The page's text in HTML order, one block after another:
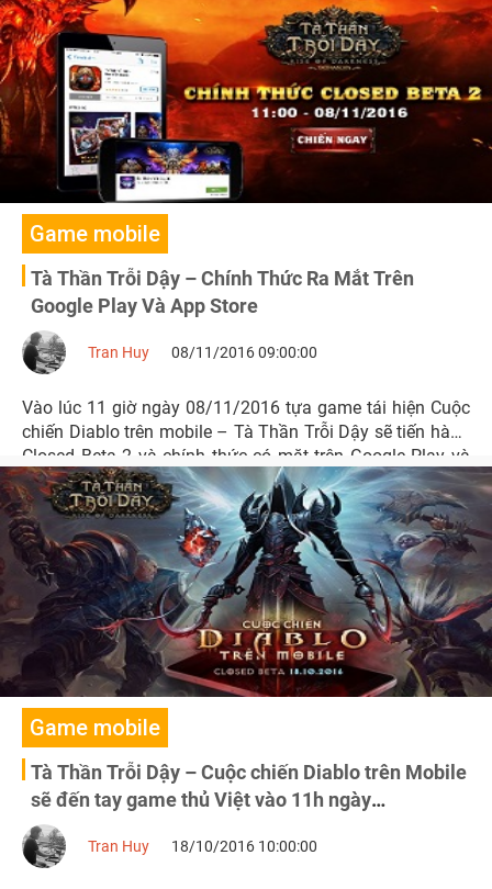
Game mobile
Tà Thần Trỗi Dậy – Chính Thức Ra Mắt Trên
Google Play Và App Store
Tran Huy 08/11/2016 09:00:00
Vào lúc 11 giờ ngày 08/11/2016 tựa game tái hiện Cuộc
chiến Diablo trên mobile – Tà Thần Trỗi Dậy sẽ tiến hành
Closed Beta 2 và chính thức có mặt trên Google Play và
App Store.
Game mobile
Tà Thần Trỗi Dậy – Cuộc chiến Diablo trên Mobile
sẽ đến tay game thủ Việt vào 11h ngày
18/10/2016
Tran Huy 18/10/2016 10:00:00